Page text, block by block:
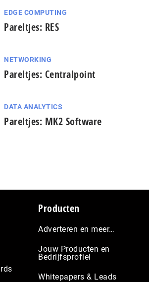
EDGE COMPUTING
Pareltjes: RES
NETWORKING
Pareltjes: Centralpoint
DATA ANALYTICS
Pareltjes: MK2 Software
Producten
Adverteren en meer…
Jouw Producten en
Bedrijfsprofiel
Whitepapers & Leads